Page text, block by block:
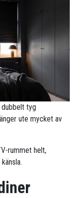
dubbelt tyg
ute mycket av
rummet helt,